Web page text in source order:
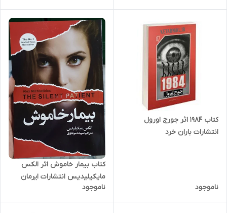
کتاب 1984 اثر جورج اورول
انتشارات باران خرد
ناموجود
کتاب بیمار خاموش اثر الکس
مایکیلیدیس انتشارات ایرمان
ناموجود